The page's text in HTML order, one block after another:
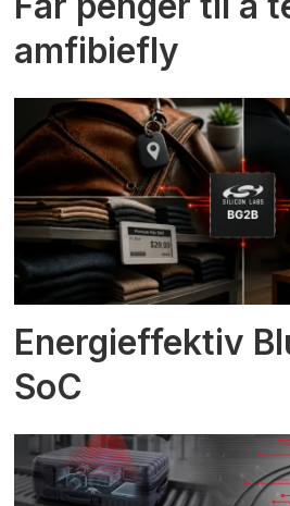
amfibiefly
Energieffektiv
SoC